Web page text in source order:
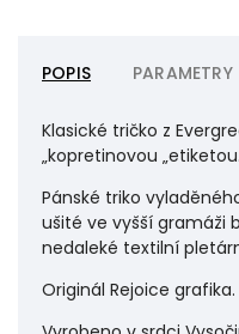
POPIS PARAMETRY
Klasické tričko z
„kopretinovou „etiketou.
Pánské triko
ušité ve vyšší gramáži
nedaleké textilní
Originál Rejoice grafika.